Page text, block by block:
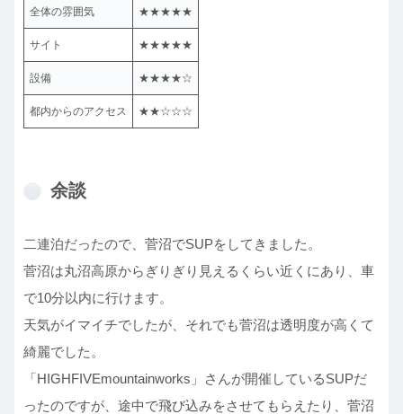
全体の雰囲気 ★★★★★
サイト ★★★★★
設備 ★★★★☆
都内からのアクセス ★★☆☆☆
余談
二連泊だったので、菅沼でSUPをしてきました。
菅沼は丸沼高原からぎりぎり見えるくらい近くにあり、車
で10分以内に行けます。
天気がイマイチでしたが、それでも菅沼は透明度が高くて
綺麗でした。
「HIGHFIVEmountainworks」さんが開催しているSUPだ
ったのですが、途中で飛び込みをさせてもらえたり、菅沼